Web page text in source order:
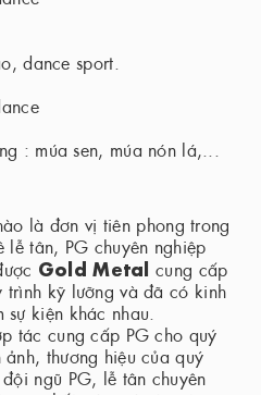
dance sport.
: múa sen, múa nón lá,...
là đơn vị tiên phong trong
lễ tân, PG chuyên nghiệp
Gold Metal cung cấp
kỹ lưỡng và đã có kinh
kiện khác nhau.
tác cung cấp PG cho quý
thương hiệu của quý
ngũ PG, lễ tân chuyên